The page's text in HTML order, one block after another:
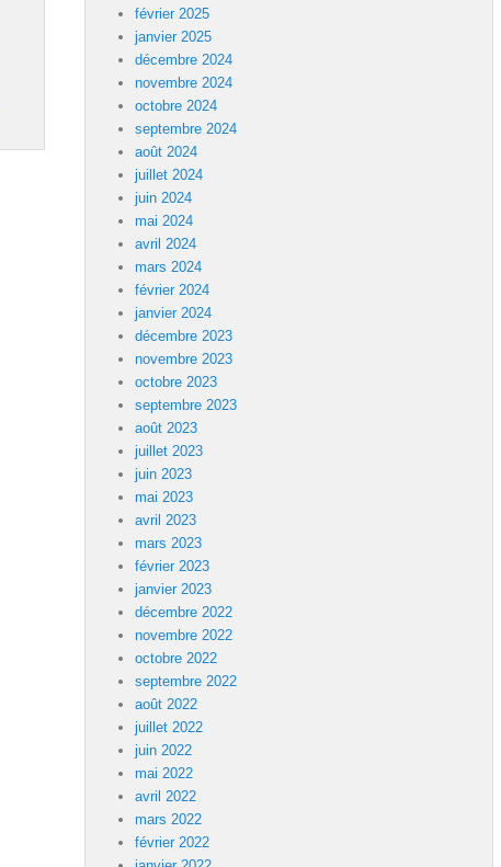
février 2025
janvier 2025
décembre 2024
novembre 2024
octobre 2024
septembre 2024
août 2024
juillet 2024
juin 2024
mai 2024
avril 2024
mars 2024
février 2024
janvier 2024
décembre 2023
novembre 2023
octobre 2023
septembre 2023
août 2023
juillet 2023
juin 2023
mai 2023
avril 2023
mars 2023
février 2023
janvier 2023
décembre 2022
novembre 2022
octobre 2022
septembre 2022
août 2022
juillet 2022
juin 2022
mai 2022
avril 2022
mars 2022
février 2022